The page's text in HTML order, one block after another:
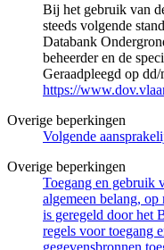
Bij het gebruik van
steeds volgende
Databank
beheerder en de
Geraadpleegd op
https://
Overige beperkingen
Volgende
Overige beperkingen
Toegang en gebruik
algemeen belang,
is geregeld door het
regels voor toegang
gegevensbronnen